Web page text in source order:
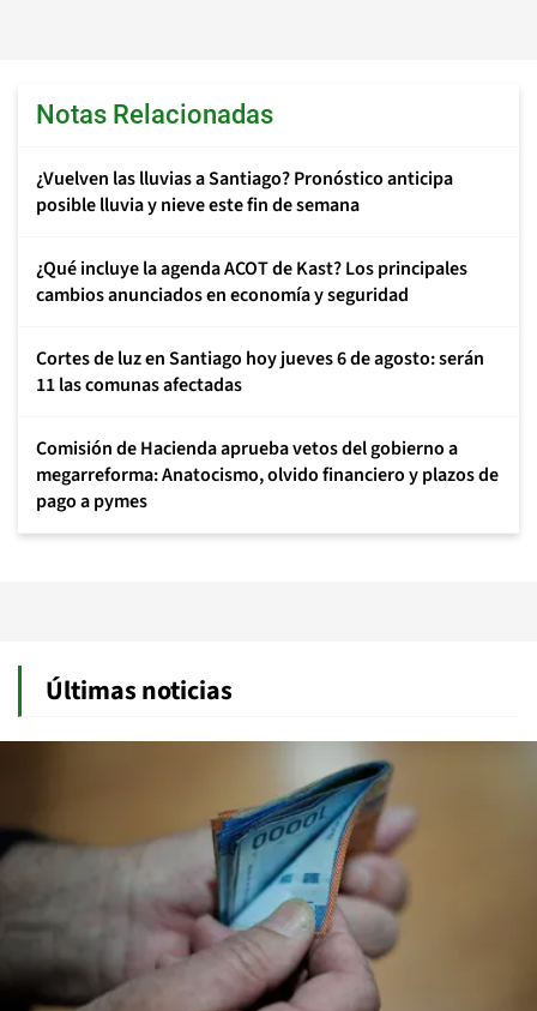
Notas Relacionadas
¿Vuelven las lluvias a Santiago? Pronóstico anticipa
posible lluvia y nieve este fin de semana
¿Qué incluye la agenda ACOT de Kast? Los principales
cambios anunciados en economía y seguridad
Cortes de luz en Santiago hoy jueves 6 de agosto: serán
11 las comunas afectadas
Comisión de Hacienda aprueba vetos del gobierno a
megarreforma: Anatocismo, olvido financiero y plazos de
pago a pymes
Últimas noticias